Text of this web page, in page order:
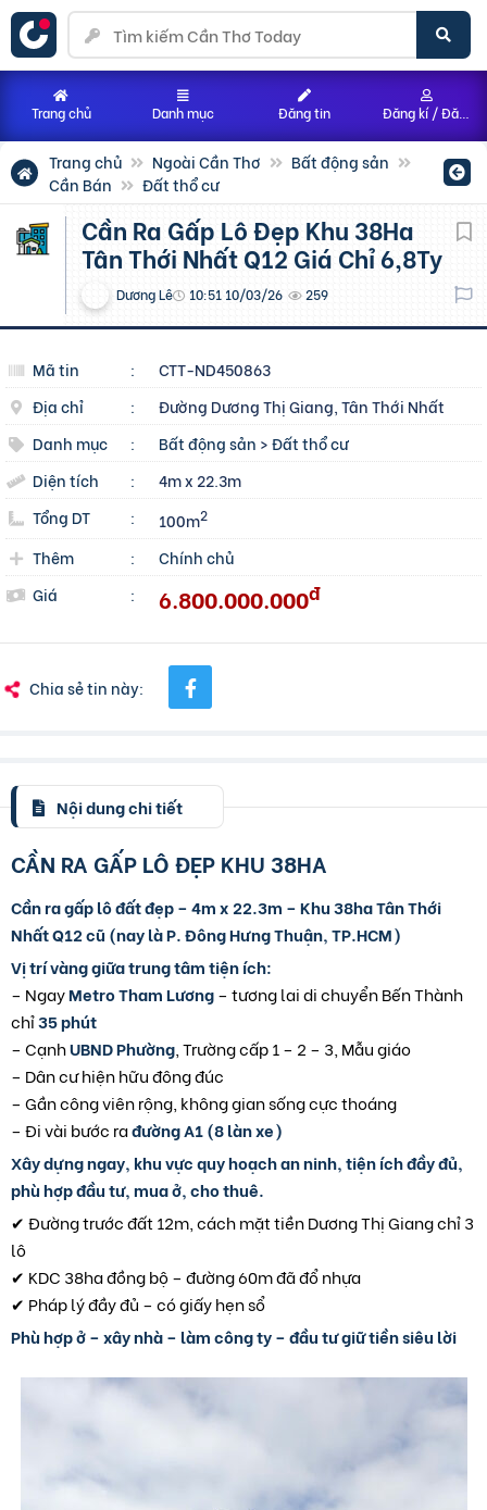
Trang chủ Ngoài Cần Thơ
Bất động sản
Cần Bán
Đất thổ cư
Cần Ra Gấp Lô Đẹp Khu 38Ha
Tân Thới Nhất Q12 Giá Chỉ 6,8Ty
Dương Lê 10:51 10/03/26 259
Mã tin :
CTT-ND450863
Địa chỉ
:
Đường Dương Thị Giang, Tân Thới Nhất
Danh mục
: Bất động sản >Đất thổ cư
Diện tích
:
4m x 22.3m
Tổng DT
: 100m2
Thêm :
Chính chủ
Giá
: 6.800.000.000đ
Chia sẻ tin này:
Nội dung chi tiết
CẦN RA GẤP LÔ ĐẸP KHU 38HA
Cần ra gấp lô đất đẹp – 4m x 22.3m – Khu 38ha Tân Thới
Nhất Q12 cũ (nay là P. Đông Hưng Thuận, TP.HCM)
Vị trí vàng giữa trung tâm tiện ích:
– NgayMetro Tham Lương– tương lai di chuyển Bến Thành
chỉ35 phút
– CạnhUBND Phường , Trường cấp 1 – 2 – 3, Mẫu giáo
– Dân cư hiện hữu đông đúc
– Gần công viên rộng, không gian sống cực thoáng
– Đi vài bước rađường A1 (8 làn xe)
Xây dựng ngay, khu vực quy hoạch an ninh, tiện ích đầy đủ,
phù hợp đầu tư, mua ở, cho thuê.
✔ Đường trước đất 12m, cách mặt tiền Dương Thị Giang chỉ 3
lô
✔ KDC 38ha đồng bộ – đường 60m đã đổ nhựa
✔ Pháp lý đầy đủ – có giấy hẹn sổ
Phù hợp ở – xây nhà – làm công ty – đầu tư giữ tiền siêu lời
Trang chủ Danh mục Đăng tin